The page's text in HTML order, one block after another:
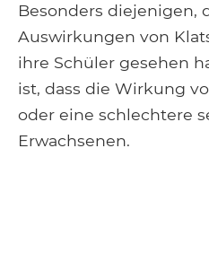
Besonders diejenigen,
Auswirkungen von
ihre Schüler gesehen
ist, dass die Wirkung
oder eine schlechtere
Erwachsenen.